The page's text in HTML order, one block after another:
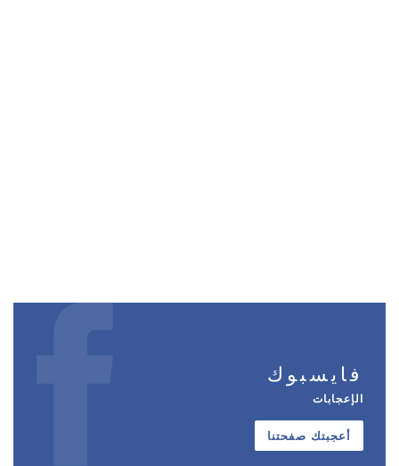
فايسبوك
الإعجابات
أعجبتك صفحتنا